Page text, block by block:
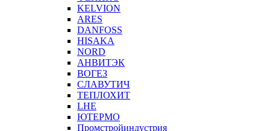
KELVION
ARES
DANFOSS
HISAKA
NORD
АНВИТЭК
ВОГЕЗ
СЛАВУТИЧ
ТЕПЛОХИТ
LHE
ЮТЕРМО
Промстройиндустрия